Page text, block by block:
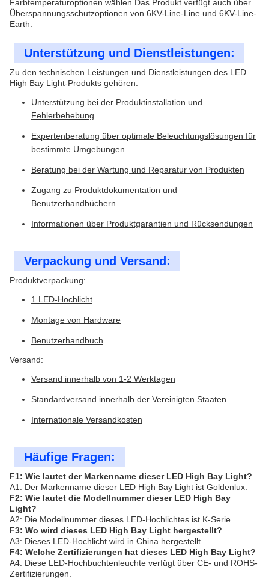
Farbtemperaturoptionen wählen.Das Produkt verfügt auch über
Überspannungsschutzoptionen von 6KV-Line-Line und 6KV-Line-
Earth.
Unterstützung und Dienstleistungen:
Zu den technischen Leistungen und Dienstleistungen des LED
High Bay Light-Produkts gehören:
Unterstützung bei der Produktinstallation und
Fehlerbehebung
Expertenberatung über optimale Beleuchtungslösungen für
bestimmte Umgebungen
Beratung bei der Wartung und Reparatur von Produkten
Zugang zu Produktdokumentation und
Benutzerhandbüchern
Informationen über Produktgarantien und Rücksendungen
Verpackung und Versand:
Produktverpackung:
1 LED-Hochlicht
Montage von Hardware
Benutzerhandbuch
Versand:
Versand innerhalb von 1-2 Werktagen
Standardversand innerhalb der Vereinigten Staaten
Internationale Versandkosten
Häufige Fragen:
F1: Wie lautet der Markenname dieser LED High Bay Light?
A1: Der Markenname dieser LED High Bay Light ist Goldenlux.
F2: Wie lautet die Modellnummer dieser LED High Bay
Light?
A2: Die Modellnummer dieses LED-Hochlichtes ist K-Serie.
F3: Wo wird dieses LED High Bay Light hergestellt?
A3: Dieses LED-Hochlicht wird in China hergestellt.
F4: Welche Zertifizierungen hat dieses LED High Bay Light?
A4: Diese LED-Hochbuchtenleuchte verfügt über CE- und ROHS-
Zertifizierungen.